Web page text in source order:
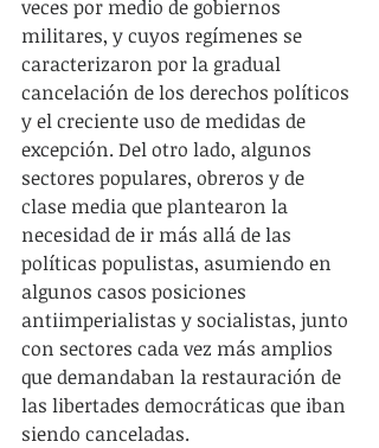
veces por medio de gobiernos
militares, y cuyos regímenes se
caracterizaron por la gradual
cancelación de los derechos políticos
y el creciente uso de medidas de
excepción. Del otro lado, algunos
sectores populares, obreros y de
clase media que plantearon la
necesidad de ir más allá de las
políticas populistas, asumiendo en
algunos casos posiciones
antiimperialistas y socialistas, junto
con sectores cada vez más amplios
que demandaban la restauración de
las libertades democráticas que iban
siendo canceladas.